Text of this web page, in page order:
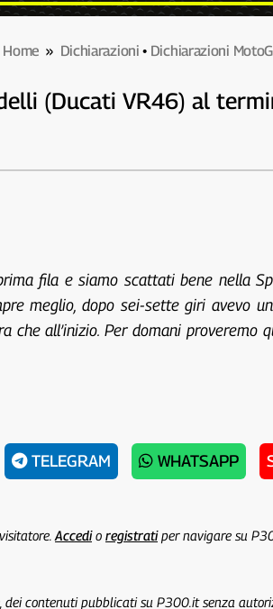
Home » Dichiarazioni • Dichiarazioni
(Ducati VR46) al
fila e siamo scattati bene nella
meglio, dopo sei-sette giri avevo
all’inizio. Per domani proveremo
TELEGRAM WHATSAPP
Accedio registratiper navigare su
dei contenuti pubblicati su P300.it senza